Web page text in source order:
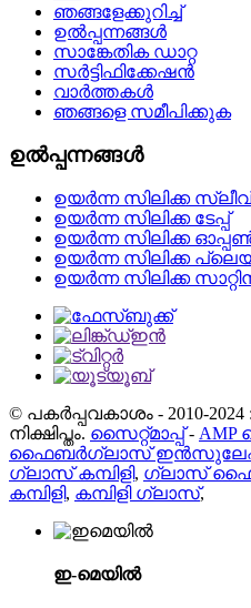
ഞങ്ങളേക്കുറിച്ച്
ഉൽപ്പന്നങ്ങൾ
സാങ്കേതിക ഡാറ്റ
സർട്ടിഫിക്കേഷൻ
വാർത്തകൾ
ഞങ്ങളെ സമീപിക്കുക
ഉൽപ്പന്നങ്ങൾ
ഉയർന്ന സിലിക്ക സ്ലീവ്
ഉയർന്ന സിലിക്ക ടേപ്പ്
ഉയർന്ന സിലിക്ക
ഉയർന്ന സിലിക്ക
ഉയർന്ന സിലിക്ക
© പകർപ്പവകാശം - 2010-
നിക്ഷിപ്തം. സൈറ്റ്മാപ്പ്-
ഫൈബർഗ്ലാസ്
ഗ്ലാസ് കമ്പിളി, ഗ്ലാസ്
കമ്പിളി, കമ്പിളി ഗ്ലാസ്,
ഇ-മെയിൽ